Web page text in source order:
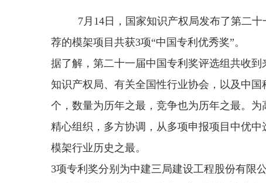
7月14日，国家知识产权局发布了第二
荐的模架项目共获3项“中国专利优秀奖”。
据了解，第二十一届中国专利奖评选组共收
知识产权局、有关全国性行业协会，以及中
个，数量为历年之最，竞争也为历年之最。
精心组织，多方协调，从多项申报项目中优
模架行业历史之最。
3项专利奖分别为中建三局建设工程股份有限